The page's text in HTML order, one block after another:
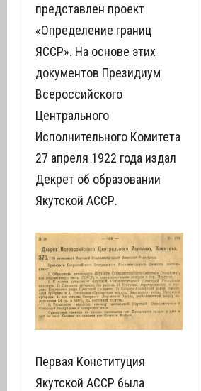
представлен проект
«Определение границ
ЯССР». На основе этих
документов Президиум
Всероссийского
Центрального
Исполнительного Комитета
27 апреля 1922 года издал
Декрет об образовании
Якутской АССР.
Первая Конституция
Якутской АССР была